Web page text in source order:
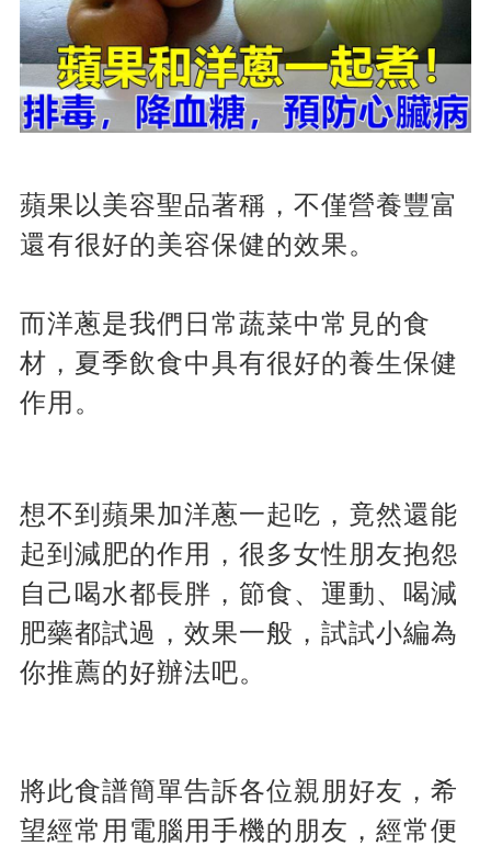
蘋果以美容聖品著稱，不僅營養豐富
還有很好的美容保健的效果。
而洋蔥是我們日常蔬菜中常見的食
材，夏季飲食中具有很好的養生保健
作用。
想不到蘋果加洋蔥一起吃，竟然還能
起到減肥的作用，很多女性朋友抱怨
自己喝水都長胖，節食、運動、喝減
肥藥都試過，效果一般，試試小編為
你推薦的好辦法吧。
將此食譜簡單告訴各位親朋好友，希
望經常用電腦用手機的朋友，經常便